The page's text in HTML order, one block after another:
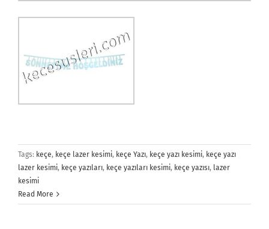
Tags: keçe, keçe lazer kesimi, keçe Yazı, keçe yazı kesimi, keçe yazı
lazer kesimi, keçe yazıları, keçe yazıları kesimi, keçe yazısı, lazer
kesimi
Read More